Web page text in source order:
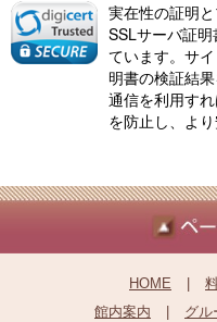
実在性の証明
SSLサーバ証
ています。サ
明書の検証結
通信を利用す
を防止し、よ
HOME
館内案内
グル